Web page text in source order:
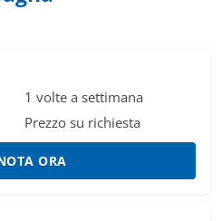
1 volte a settimana
Prezzo su richiesta
ORA